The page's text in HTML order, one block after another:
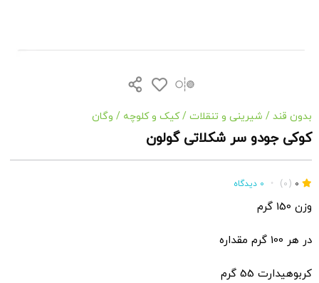
بدون قند / شیرینی و تنقلات /کیک و کلوچه / وگان
کوکی جودو سر شکلاتی گولون
0
(0)
• 0 دیدگاه
وزن 150 گرم
در هر 100 گرم مقداره
کربوهیدارت 55 گرم